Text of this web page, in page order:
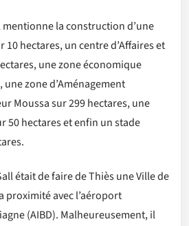
la construction d’une
hectares, un centre d’Affaires et
une zone économique
zone d’Aménagement
Moussa sur 299 hectares, une
50 hectares et enfin un stade
était de faire de Thiès une Ville de
proximité avec l’aéroport
(AIBD). Malheureusement, il